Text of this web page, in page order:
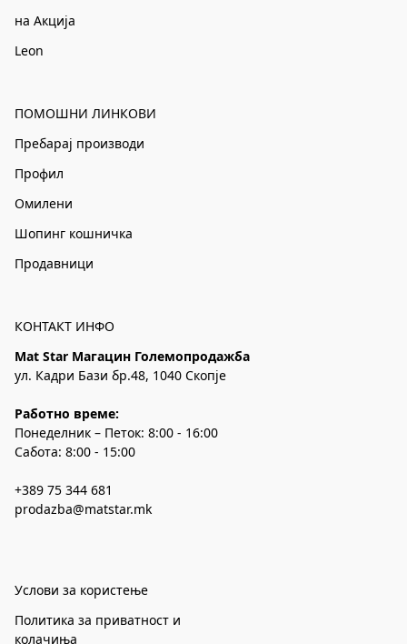
на Акција
Leon
ПОМОШНИ ЛИНКОВИ
Пребарај производи
Профил
Омилени
Шопинг кошничка
Продавници
КОНТАКТ ИНФО
Mat Star Магацин Големопродажба
ул. Кадри Бази бр.48, 1040 Скопје
Работно време:
Понеделник – Петок: 8:00 - 16:00
Сабота: 8:00 - 15:00
+389 75 344 681
prodazba@matstar.mk
Услови за користење
Политика за приватност и
колачиња